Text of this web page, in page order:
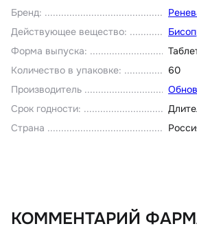
Бренд:
Действующее вещество:
Форма выпуска:
Количество в упаковке:
60
Производитель
Срок годности:
Страна
КОММЕНТАРИЙ